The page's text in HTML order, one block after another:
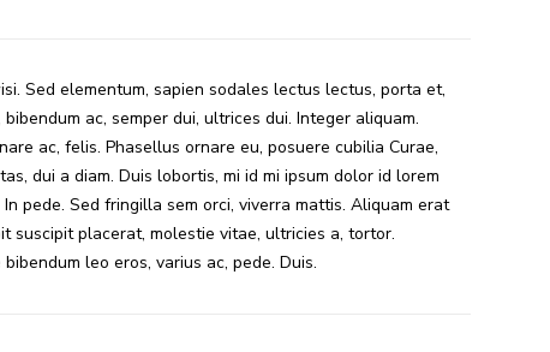
Sed elementum, sapien sodales lectus lectus, porta et,
bibendum ac, semper dui, ultrices dui. Integer aliquam.
ac, felis. Phasellus ornare eu, posuere cubilia Curae,
dui a diam. Duis lobortis, mi id mi ipsum dolor id lorem
pede. Sed fringilla sem orci, viverra mattis. Aliquam erat
suscipit placerat, molestie vitae, ultricies a, tortor.
leo eros, varius ac, pede. Duis.